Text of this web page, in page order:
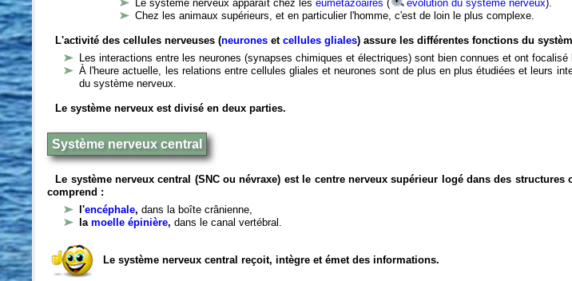
Le système nerveux apparaît chez leseumétazoaires ( évolution du système nerveux).
Chez les animaux supérieurs, et en particulier l'homme, c'est de loin le plus complexe.
L'activité des cellules nerveuses (neurones etcellules gliales) assure les différentes fonctions du
Les interactions entre les neurones (synapses chimiques et électriques) sont bien connues et ont focalisé
À l'heure actuelle, les relations entre cellules gliales et neurones sont de plus en plus étudiées et leurs
du système nerveux.
Le système nerveux est divisé en deux parties.
Système nerveux central
Le système nerveux central (SNC ou névraxe) est le centre nerveux supérieur logé dans des
comprend :
l'encéphale,dans la boîte crânienne,
lamoelle épinière,dans le canal vertébral.
Le système nerveux central reçoit, intègre et émet des informations.